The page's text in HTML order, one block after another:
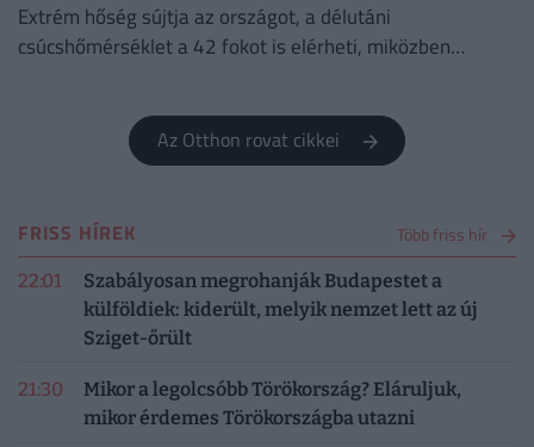
Extrém hőség sújtja az országot, a délutáni
csúcshőmérséklet a 42 fokot is elérheti, miközben
Az Otthon rovat cikkei
FRISS HÍREK Több friss hír
22:01
Szabályosan megrohanják Budapestet a
külföldiek: kiderült, melyik nemzet lett az új
Sziget-őrült
21:30
Mikor a legolcsóbb Törökország? Eláruljuk,
mikor érdemes Törökországba utazni